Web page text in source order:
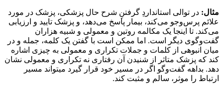
مثال: در توالی استانداردِ گرفتنِ شرح حال پزشکی، پزشک در مورد
علائم پرس‌و‌جو می‌کند، بیمار پاسخ می‌دهد، و پزشک تایید و ارزیابی
می‌کند. تا اینجا یک مکالمه روتین و معمولی و شبیه هزاران
گفت‌و‌گوی دیگر است. اما ممکن است با گفتن یک کلمه، جمله و در
میان انبوهی از کلمات و جملات تکراری و معمولی به چیزی اشاره
کند که پزشک متاثر از شنیدن آن رفتاری نه تکراری و معمولی نشان
دهد. بداهه گفت‌و‌گو اگر در مسیر خود قرار گیرد میتواند مسیر
ارتباط را موثر، سالم و مثبت کند.